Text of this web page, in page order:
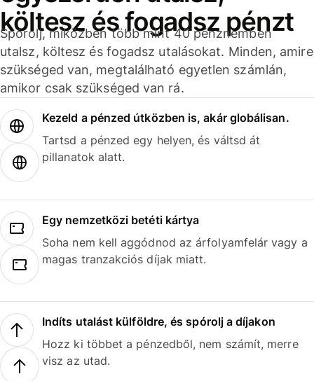
költesz és fogadsz pénzt
Spórolj, miközben több mint 40 pénznemben
utalsz, költesz és fogadsz utalásokat. Minden, amire
szükséged van, megtalálható egyetlen számlán,
amikor csak szükséged van rá.
Kezeld a pénzed útközben is, akár globálisan.
Tartsd a pénzed egy helyen, és váltsd át
pillanatok alatt.
Egy nemzetközi betéti kártya
Soha nem kell aggódnod az árfolyamfelár vagy a
magas tranzakciós díjak miatt.
Indíts utalást külföldre, és spórolj a díjakon
Hozz ki többet a pénzedből, nem számít, merre
visz az utad.